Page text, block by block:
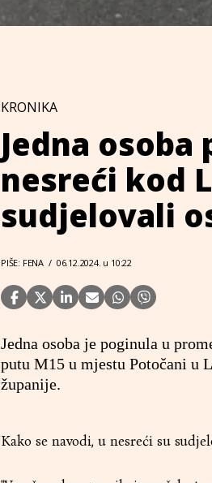
KRONIKA
Jedna
nesreći kod
sudjelovali
PIŠE: FENA / 06.12.2024. u 10:22
Jedna osoba je poginula u
putu M15 u mjestu Potočani u
županije.
Kako se navodi, u nesreći su